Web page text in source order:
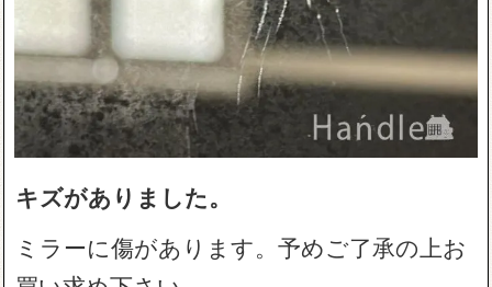
キズがありました。
ミラーに傷があります。予めご了承の上お